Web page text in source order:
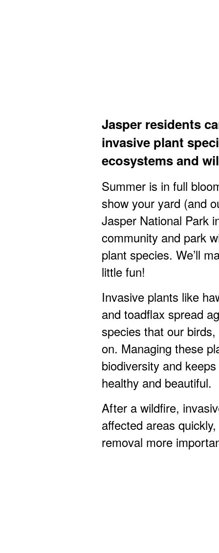
Jasper residents
invasive plant
ecosystems and
Summer is in full
show your yard (and
Jasper National Park
community and park
plant species. We’ll
little fun!
Invasive plants like
and toadflax spread
species that our
on. Managing these
biodiversity and
healthy and beautiful.
After a wildfire,
affected areas
removal more